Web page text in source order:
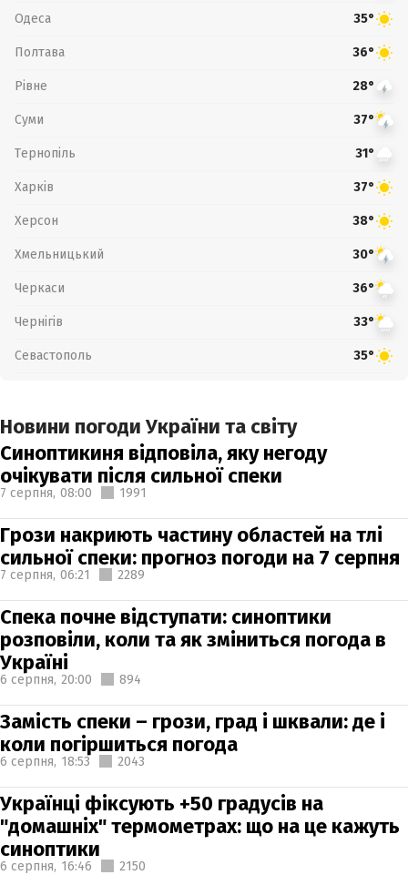
Одеса 35°
Полтава 36°
Рівне 28°
Суми 37°
Тернопіль 31°
Харків 37°
Херсон 38°
Хмельницький 30°
Черкаси 36°
Чернігів 33°
Севастополь 35°
Новини погоди України та світу
Синоптикиня відповіла, яку негоду
очікувати після сильної спеки
7 серпня, 08:00 1991
Грози накриють частину областей на тлі
сильної спеки: прогноз погоди на 7 серпня
7 серпня, 06:21 2289
Спека почне відступати: синоптики
розповіли, коли та як зміниться погода в
Україні
6 серпня, 20:00 894
Замість спеки – грози, град і шквали: де і
коли погіршиться погода
6 серпня, 18:53 2043
Українці фіксують +50 градусів на
"домашніх" термометрах: що на це кажуть
синоптики
6 серпня, 16:46 2150